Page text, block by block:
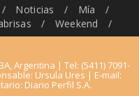
/ Noticias / Mía
/
/ Weekend /
Argentina | Tel: (5411) 7091-
Ursula Ures | E-mail:
Diario Perfil S.A.